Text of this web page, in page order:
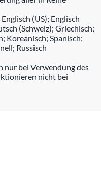
(US); Englisch
(Schweiz); Griechisch;
Koreanisch; Spanisch;
Russisch
nur bei Verwendung des
nicht bei